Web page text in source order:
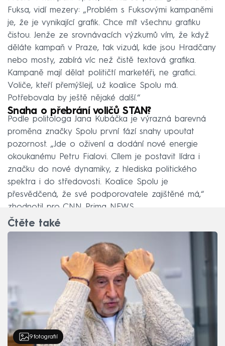
Fuksa, vidí mezery: „Problém s Fuksovými kampaněmi
je, že je vynikající grafik. Chce mít všechnu grafiku
čistou. Jenže ze srovnávacích výzkumů vím, že když
děláte kampaň v Praze, tak vizuál, kde jsou Hradčany
nebo mosty, zabírá víc než čistě textová grafika.
Kampaně mají dělat političtí marketéři, ne grafici.
Voliče, kteří přemýšlejí, už koalice Spolu má.
Potřebovala by ještě nějaké další.“
Snaha o přebrání voličů STAN?
Podle politologa Jana Kubáčka je výrazná barevná
proměna značky Spolu první fází snahy upoutat
pozornost. „Jde o oživení a dodání nové energie
okoukanému Petru Fialovi. Cílem je postavit lídra i
značku do nové dynamiky, z hlediska politického
spektra i do středovosti. Koalice Spolu je
přesvědčená, že své podporovatele zajištěné má,“
zhodnotil pro CNN Prima NEWS.
Čtěte také
9 fotografií